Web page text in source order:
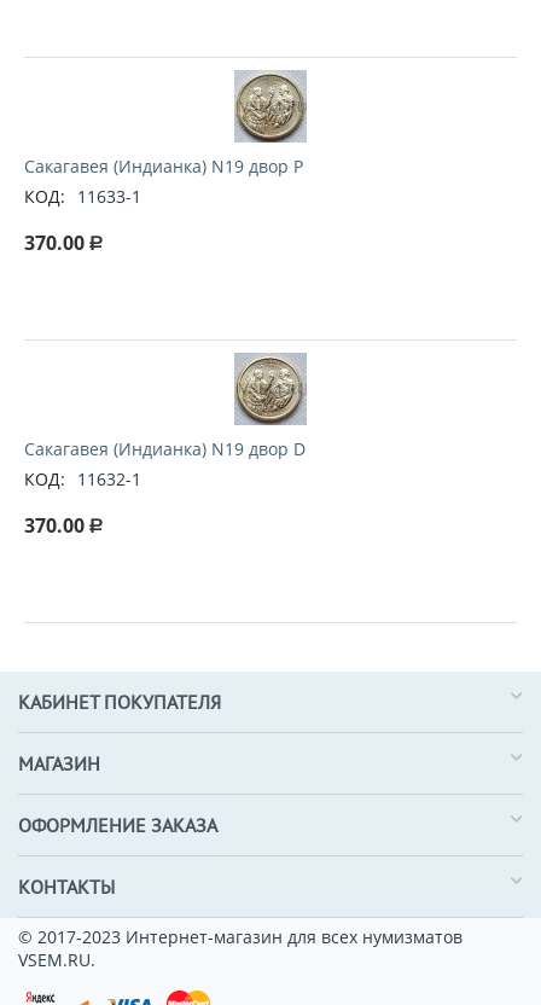
Сакагавея (Индианка) N19 двор P
КОД:
11633-1
370.00 Р
Сакагавея (Индианка) N19 двор D
КОД:
11632-1
370.00 Р
КАБИНЕТ ПОКУПАТЕЛЯ
МАГАЗИН
ОФОРМЛЕНИЕ ЗАКАЗА
КОНТАКТЫ
© 2017-2023 Интернет-магазин для всех нумизматов
VSEM.RU.